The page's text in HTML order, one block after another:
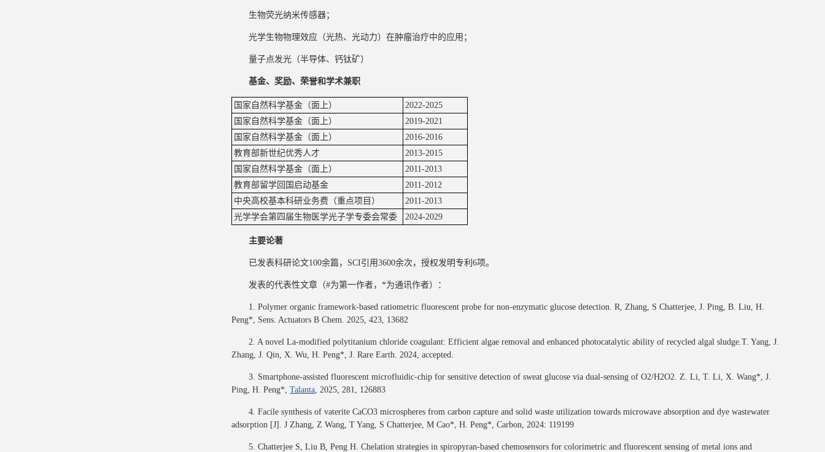
生物荧光纳米传感器；
光学生物物理效应（光热、光动力）在肿瘤治疗中的应用；
量子点发光（半导体、钙钛矿）
基金、奖励、荣誉和学术兼职
国家自然科学基金（面上）
2022-2025
国家自然科学基金（面上）
2019-2021
国家自然科学基金（面上）
2016-2016
教育部新世纪优秀人才
2013-2015
国家自然科学基金（面上）
2011-2013
教育部留学回国启动基金
2011-2012
中央高校基本科研业务费（重点项目）
2011-2013
光学学会第四届生物医学光子学专委会常委
2024-2029
主要论著
已发表科研论文100余篇，SCI引用3600余次，授权发明专利6项。
发表的代表性文章（#为第一作者，*为通讯作者）：
1. Polymer organic framework-based ratiometric fluorescent probe for non-enzymatic glucose detection. R, Zhang, S Chatterjee, J. Ping, B. Liu, H.
Peng*, Sens. Actuators B Chem. 2025, 423, 13682
2. A novel La-modified polytitanium chloride coagulant: Efficient algae removal and enhanced photocatalytic ability of recycled algal sludge.T. Yang, J.
Zhang, J. Qin, X. Wu, H. Peng*, J. Rare Earth. 2024, accepted.
3. Smartphone-assisted fluorescent microfluidic-chip for sensitive detection of sweat glucose via dual-sensing of O2/H2O2. Z. Li, T. Li, X. Wang*, J.
Ping, H. Peng*, Talanta, 2025, 281, 126883
4. Facile synthesis of vaterite CaCO3 microspheres from carbon capture and solid waste utilization towards microwave absorption and dye wastewater
adsorption [J]. J Zhang, Z Wang, T Yang, S Chatterjee, M Cao*, H. Peng*, Carbon, 2024: 119199
5. Chatterjee S, Liu B, Peng H. Chelation strategies in spiropyran-based chemosensors for colorimetric and fluorescent sensing of metal ions and